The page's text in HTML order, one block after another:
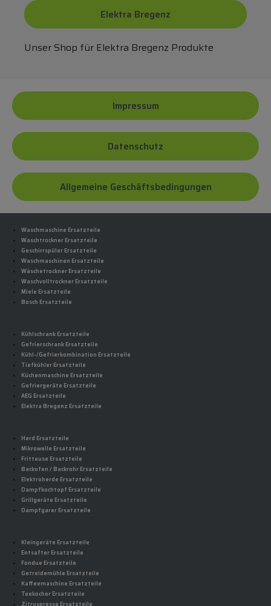
Elektra Bregenz
Unser Shop für Elektra Bregenz Produkte
Impressum
Datenschutz
Allgemeine Geschäftsbedingungen
Waschmaschine Ersatzteile
Waschtrockner Ersatzteile
Geschirrspüler Ersatzteile
Waschmaschinen Ersatzteile
Wäschetrockner Ersatzteile
Waschvolltrockner Ersatzteile
Miele Ersatzteile
Bosch Ersatzteile
Kühlschrank Ersatzteile
Gefrierschrank Ersatzteile
Kühl-/Gefrierkombination Ersatzteile
Tiefkühler Ersatzteile
Küchenmaschine Ersatzteile
Gefriergeräte Ersatzteile
AEG Ersatzteile
Elektra Bregenz Ersatzteile
Herd Ersatzteile
Mikrowelle Ersatzteile
Fritteuse Ersatzteile
Backofen / Backrohr Ersatzteile
Elektroherde Ersatzteile
Dampfkochtopf Ersatzteile
Grillgeräte Ersatzteile
Dampfgarer Ersatzteile
Kleingeräte Ersatzteile
Entsafter Ersatzteile
Fondue Ersatzteile
Getreidemühle Ersatzteile
Kaffeemaschine Ersatzteile
Teekocher Ersatzteile
Zitruspresse Ersatzteile